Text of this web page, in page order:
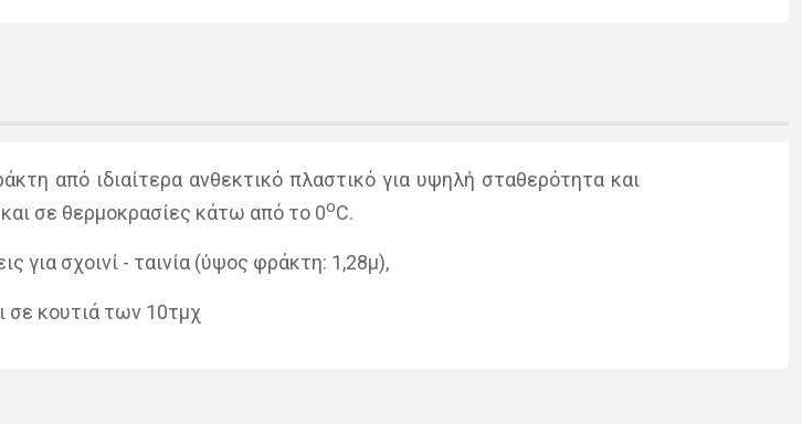
από ιδιαί­τε­ρα αν­θε­κτι­κό πλα­στι­κό για υψη­λή στα­θε­ρό­τη­τα και
σε θερ­μο­κρα­σί­ες κάτω από το 0οC.
για σχοι­νί - ται­νία (ύψος φρά­κτη: 1,28μ),
σε κου­τιά των 10τμχ